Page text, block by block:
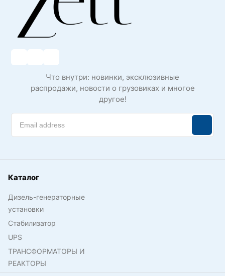
Что внутри: новинки, эксклюзивные
распродажи, новости о грузовиках и многое
другое!
Каталог
Дизель-генераторные
установки
Стабилизатор
UPS
ТРАНСФОРМАТОРЫ И
РЕАКТОРЫ